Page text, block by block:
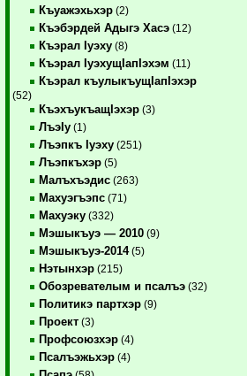
Къуажэхьхэр (2)
Къэбэрдей Адыгэ Хасэ (12)
Къэрал Iуэху (8)
Къэрал IуэхущIапIэхэм (11)
Къэрал къулыкъущIапIэхэр
(52)
КъэхъукъащIэхэр (3)
ЛъэIу (1)
Лъэпкъ Iуэху (251)
Лъэпкъхэр (5)
Малъхъэдис (263)
Махуэгъэпс (71)
Махуэку (332)
Мэшыкъуэ — 2010 (9)
Мэшыкъуэ-2014(5)
Нэтынхэр (215)
Обозревателым и псалъэ (32)
Политикэ партхэр (9)
Проект (3)
Профсоюзхэр (4)
Псалъэжьхэр (4)